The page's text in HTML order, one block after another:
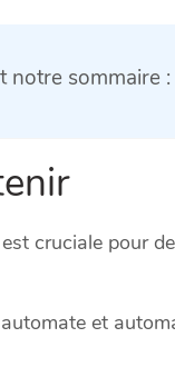
notre sommaire :
cruciale pour
et